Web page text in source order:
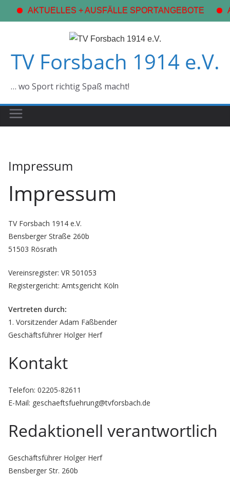
AKTUELLES + AUSFÄLLE SPORTANGEBOTE
springen
TV Forsbach 1914 e.V.
… wo Sport richtig Spaß macht!
Impressum
Impressum
TV Forsbach 1914 e.V.
Bensberger Straße 260b
51503 Rösrath
Vereinsregister: VR 501053
Registergericht: Amtsgericht Köln
Vertreten durch:
1. Vorsitzender Adam Faßbender
Geschäftsführer Holger Herf
Kontakt
Telefon: 02205-82611
E-Mail: geschaeftsfuehrung@tvforsbach.de
Redaktionell verantwortlich
Geschäftsführer Holger Herf
Bensberger Str. 260b